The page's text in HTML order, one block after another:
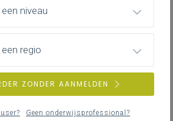
activiteiten
tool, waarmee je interactieve
en spelen op elk apparaat dat
systeem stelt je in staat om
niveau
regio
ZONDER AANMELDEN
Geen onderwijsprofessional?